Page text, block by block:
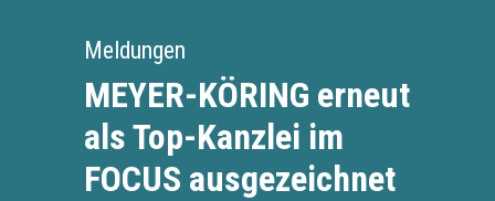
Meldungen
MEYER-KÖRING erneut
als Top-Kanzlei im
FOCUS ausgezeichnet